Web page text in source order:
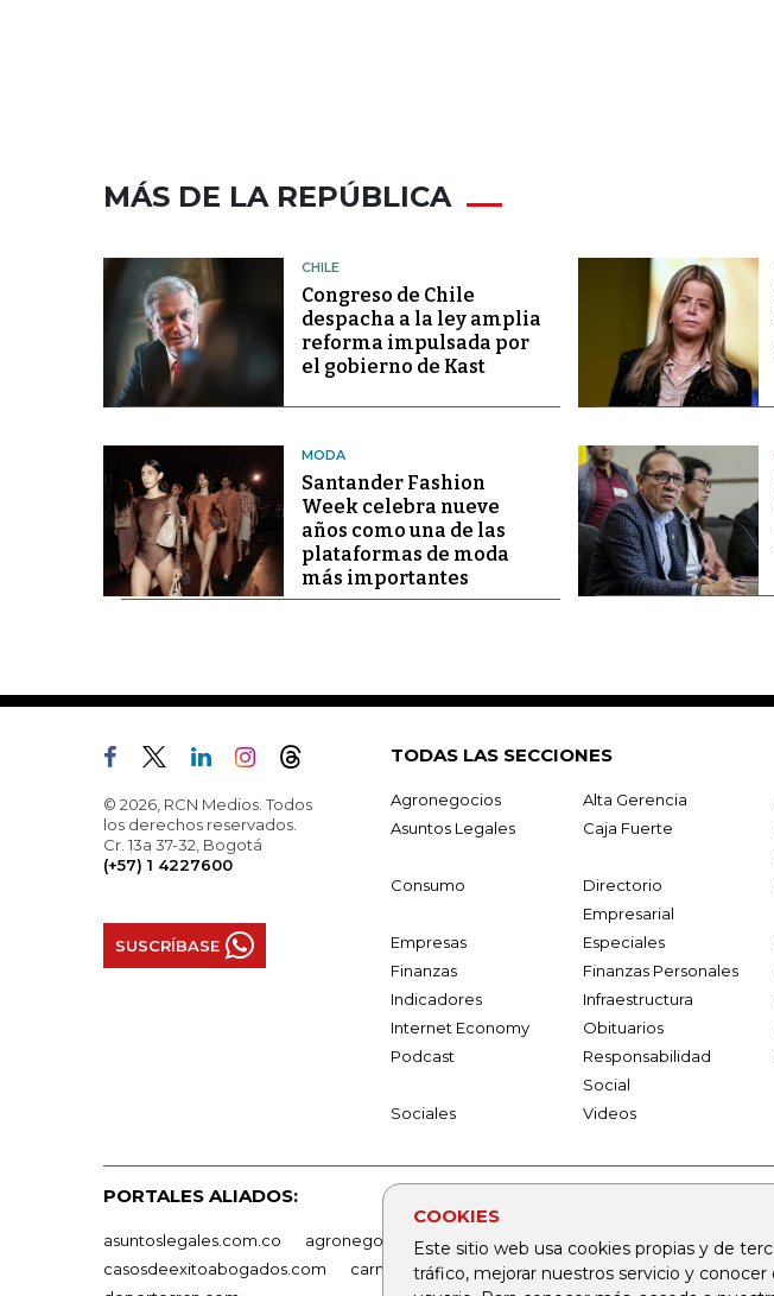
COOKIES
Este sitio web usa cookies propias y de
tráfico, mejorar nuestros servicio y
MÁS DE LA REPÚBLICA
CHILE
Congreso de Chile
despacha a la ley amplia
reforma impulsada por
el gobierno de Kast
MODA
Santander Fashion
Week celebra nueve
años como una de las
plataformas de moda
más importantes
© 2026, RCN Medios. Todos
los derechos reservados.
Cr. 13a 37-32, Bogotá
(+57) 1 4227600
SUSCRÍBASE
TODAS LAS SECCIONES
Agronegocios Alta Gerencia
Asuntos Legales
Caja Fuerte
Consumo
Directorio
Empresarial
Empresas Especiales
Finanzas
Finanzas Personales
Indicadores
Infraestructura
Internet Economy
Obituarios
Podcast
Responsabilidad
Social
Sociales Videos
PORTALES ALIADOS:
asuntoslegales.com.co agronegocios.co empresas.larepublica.co
casosdeexitoabogados.com
carnavalindustriacultural.com canalrcn.com